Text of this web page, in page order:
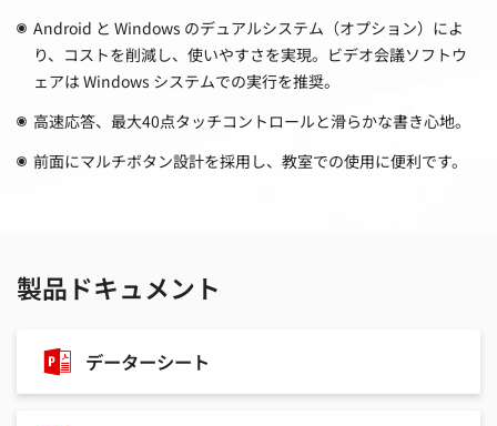
Android と Windows のデュアルシステム（オプション）によ
り、コストを削減し、使いやすさを実現。ビデオ会議ソフトウ
ェアは Windows システムでの実行を推奨。
高速応答、最大40点タッチコントロールと滑らかな書き心地。
前面にマルチボタン設計を採用し、教室での使用に便利です。
製品ドキュメント
データーシート